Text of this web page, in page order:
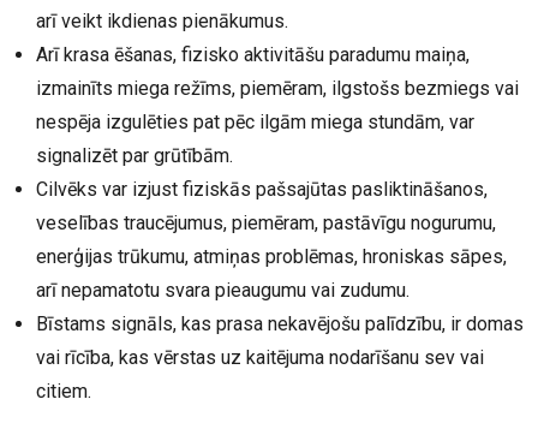
arī veikt ikdienas pienākumus.
Arī krasa ēšanas, fizisko aktivitāšu paradumu maiņa,
izmainīts miega režīms, piemēram, ilgstošs bezmiegs vai
nespēja izgulēties pat pēc ilgām miega stundām, var
signalizēt par grūtībām.
Cilvēks var izjust fiziskās pašsajūtas pasliktināšanos,
veselības traucējumus, piemēram, pastāvīgu nogurumu,
enerģijas trūkumu, atmiņas problēmas, hroniskas sāpes,
arī nepamatotu svara pieaugumu vai zudumu.
Bīstams signāls, kas prasa nekavējošu palīdzību, ir domas
vai rīcība, kas vērstas uz kaitējuma nodarīšanu sev vai
citiem.